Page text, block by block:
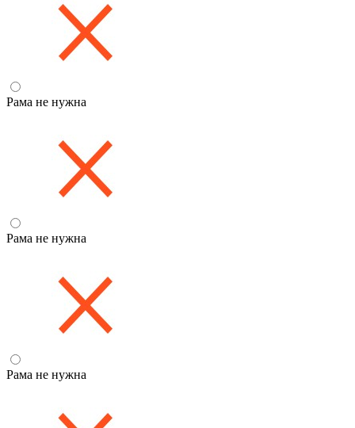
Рама не нужна
Рама не нужна
Рама не нужна